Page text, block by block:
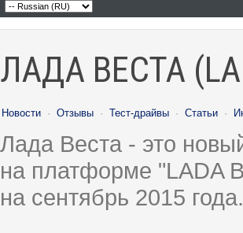
ЛАДА ВЕСТА
Новости · Отзывы · Тест-драйвы · Статьи ·
Лада Веста - это
на платформе "LADA
на сентябрь 2015